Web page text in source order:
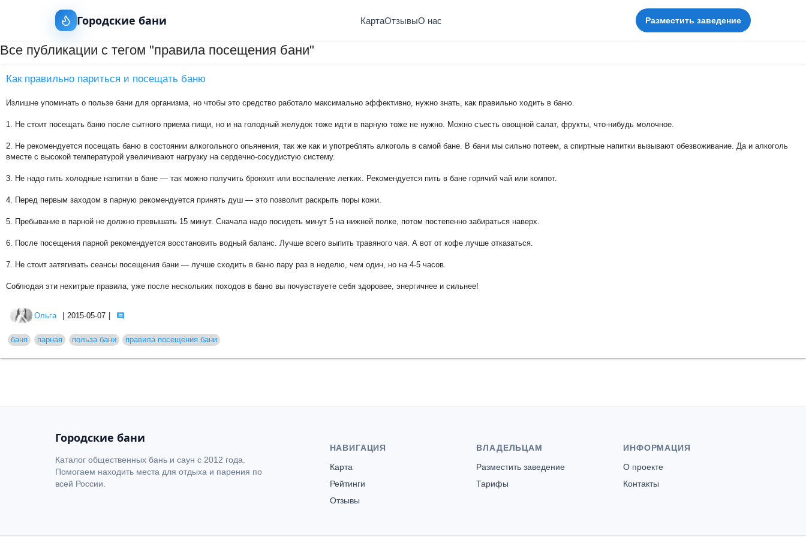
Городские бани КартаОтзывыО нас Разместить заведение
Все публикации с тегом "правила посещения бани"
Как правильно париться и посещать баню
Излишне упоминать о пользе бани для организма, но чтобы это средство работало максимально эффективно, нужно знать, как правильно ходить в баню.
1. Не стоит посещать баню после сытного приема пищи, но и на голодный желудок тоже идти в парную тоже не нужно. Можно съесть овощной салат, фрукты, что-нибудь молочное.
2. Не рекомендуется посещать баню в состоянии алкогольного опьянения, так же как и употреблять алкоголь в самой бане. В бани мы сильно потеем, а спиртные напитки вызывают обезвоживание. Да и алкоголь
вместе с высокой температурой увеличивают нагрузку на сердечно-сосудистую систему.
3. Не надо пить холодные напитки в бане — так можно получить бронхит или воспаление легких. Рекомендуется пить в бане горячий чай или компот.
4. Перед первым заходом в парную рекомендуется принять душ — это позволит раскрыть поры кожи.
5. Пребывание в парной не должно превышать 15 минут. Сначала надо посидеть минут 5 на нижней полке, потом постепенно забираться наверх.
6. После посещения парной рекомендуется восстановить водный баланс. Лучше всего выпить травяного чая. А вот от кофе лучше отказаться.
7. Не стоит затягивать сеансы посещения бани — лучше сходить в баню пару раз в неделю, чем один, но на 4-5 часов.
Соблюдая эти нехитрые правила, уже после нескольких походов в баню вы почувствуете себя здоровее, энергичнее и сильнее!
Ольга 2015-05-07
баня парная польза бани правила посещения бани
Городские бани
Каталог общественных бань и саун с 2012 года.
Помогаем находить места для отдыха и парения по
всей России.
НАВИГАЦИЯ
Карта
Рейтинги
Отзывы
ВЛАДЕЛЬЦАМ
Разместить заведение
Тарифы
ИНФОРМАЦИЯ
О проекте
Контакты